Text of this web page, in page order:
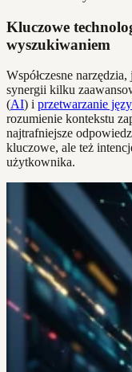
Kluczowe
wyszukiwaniem
Współczesne narzędzia,
synergii kilku
(AI) i przetwarzanie
rozumienie kontekstu
najtrafniejsze
kluczowe, ale też
użytkownika.